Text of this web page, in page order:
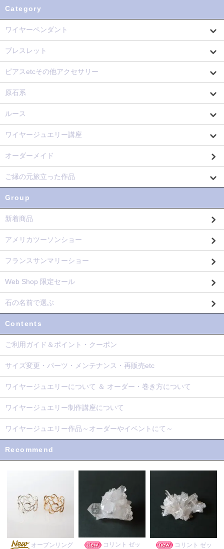
Category
ワイヤーペンダント
ブレスレット
ピアスetcその他アクセサリー
原石系
ルース
ワイヤージュエリー講座
オーダーメイド
ご縁の元旅立った作品
Group
新着商品
アメリカツーソンショー
フランスサンマリーショー
Web Shop 限定セール
石の名前で選ぶ
Contents
ご利用ガイド＆ポイント・クーポン
サイズ変更・パーツ・メンテナンス・再販売etc
ワイヤージュエリーについて ＆ オーダー・巻き方について
ワイヤージュエリー制作講座について
ワイヤージュエリー作品～オーダーやイベントにて～
Recommend
オープンリング
コリント ゼッ
コリント ゼッ